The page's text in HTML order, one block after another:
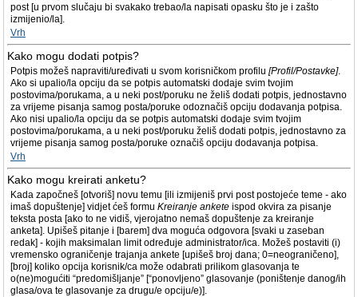
post [u prvom slučaju bi svakako trebao/la napisati opasku što je i zašto
izmijenio/la].
Vrh
Kako mogu dodati potpis?
Potpis možeš napraviti/uređivati u svom korisničkom profilu [Profil/Postavke].
Ako si upalio/la opciju da se potpis automatski dodaje svim tvojim
postovima/porukama, a u neki post/poruku ne želiš dodati potpis, jednostavno
za vrijeme pisanja samog posta/poruke odoznačiš opciju dodavanja potpisa.
Ako nisi upalio/la opciju da se potpis automatski dodaje svim tvojim
postovima/porukama, a u neki post/poruku želiš dodati potpis, jednostavno za
vrijeme pisanja samog posta/poruke označiš opciju dodavanja potpisa.
Vrh
Kako mogu kreirati anketu?
Kada započneš [otvoriš] novu temu [ili izmijeniš prvi post postojeće teme - ako
imaš dopuštenje] vidjet ćeš formu Kreiranje ankete ispod okvira za pisanje
teksta posta [ako to ne vidiš, vjerojatno nemaš dopuštenje za kreiranje
anketa]. Upišeš pitanje i [barem] dva moguća odgovora [svaki u zaseban
redak] - kojih maksimalan limit određuje administrator/ica. Možeš postaviti (i)
vremensko ograničenje trajanja ankete [upišeš broj dana; 0=neograničeno],
[broj] koliko opcija korisnik/ca može odabrati prilikom glasovanja te
o(ne)mogućiti “predomišljanje” [“ponovljeno” glasovanje (poništenje danog/ih
glasa/ova te glasovanje za drugu/e opciju/e)].